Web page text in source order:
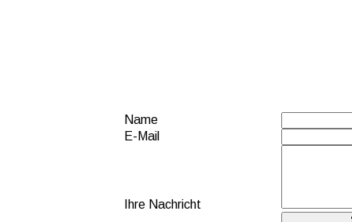
Name
E-Mail
Ihre Nachricht